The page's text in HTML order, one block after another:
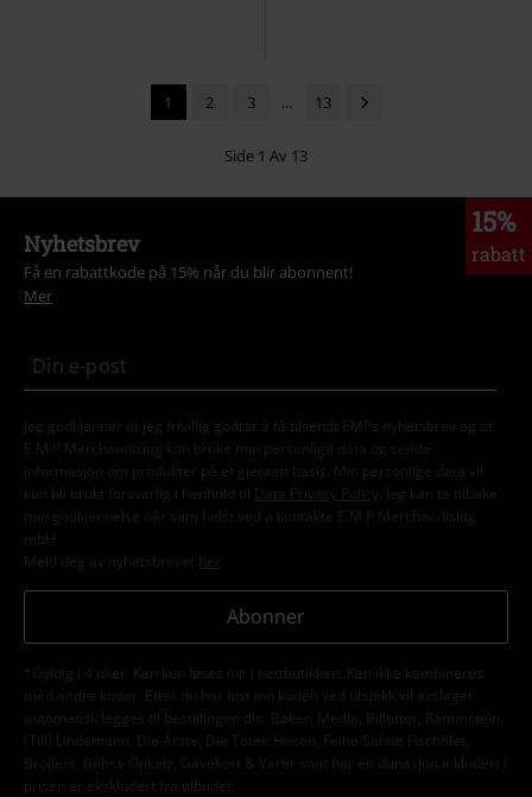
1 2 3 ... 13
Side 1 Av 13
15%
rabatt
Nyhetsbrev
Få en rabattkode på 15% når du blir abonnent!
Mer
Jeg godkjenner at jeg frivillig godtar å få tilsendt EMPs nyhetsbrev og at
E.M.P Merchandising kan bruke min personlige data og sende
informasjon om produkter på et gjentatt basis. Min personlige data vil
kun bli brukt forsvarlig i henhold til
Data Privacy Policy
. Jeg kan ta tilbake
min godkjennelse når som helst ved å kontakte E.M.P Merchandising
mbH
Meld deg av nyhetsbrevet her
Abonner
*Gyldig i 4 uker. Kan kun løses inn i nettbutikken. Kan ikke kombineres
med andre koder. Etter du har løst inn koden ved utsjekk vil avslaget
automatisk legges til bestillingen din. Bøker, Media, Billetter, Rammstein,
(Till) Lindemann, Die Ärzte, Die Toten Hosen, Feine Sahne Fischfilet,
Broilers, Böhse Onkelz, Gavekort & Varer som har en donasjon inkludert i
prisen er ekskludert fra tilbudet.